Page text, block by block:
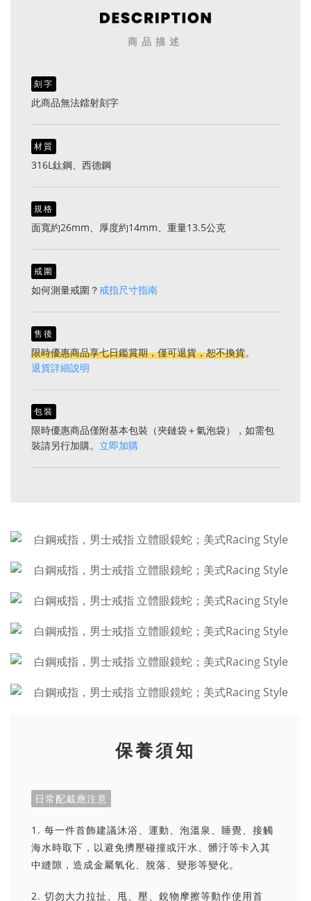
商品描述
刻字
此商品無法鐳射刻字
材質
316L鈦鋼、西德鋼
規格
面寬約26mm、厚度約14mm、重量13.5公克
戒圍
如何測量戒圍？戒指尺寸指南
售後
限時優惠商品享七日鑑賞期，僅可退貨，恕不換貨。
退貨詳細說明
包裝
限時優惠商品僅附基本包裝（夾鏈袋＋氣泡袋），如需包
裝請另行加購。 立即加購
保養須知
日常配戴應注意
1. 每一件首飾建議沐浴、運動、泡溫泉、睡覺、接觸
海水時取下，以避免擠壓碰撞或汗水、髒汙等卡入其
中縫隙，造成金屬氧化、脫落、變形等變化。
2. 切勿大力拉扯、甩、壓、銳物摩擦等動作使用首